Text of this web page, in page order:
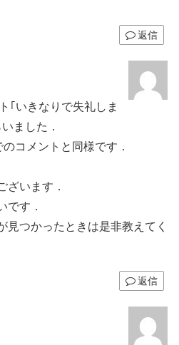
返信
｢いきなりで失礼しま
ました．
のコメントと同様です．
ざいます．
です．
見つかったときは是非教えてく
返信